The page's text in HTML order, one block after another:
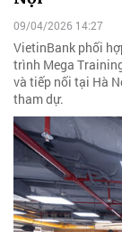
09/04/2026 14:27
VietinBank phối
trình Mega
và tiếp nối tại Hà
tham dự.